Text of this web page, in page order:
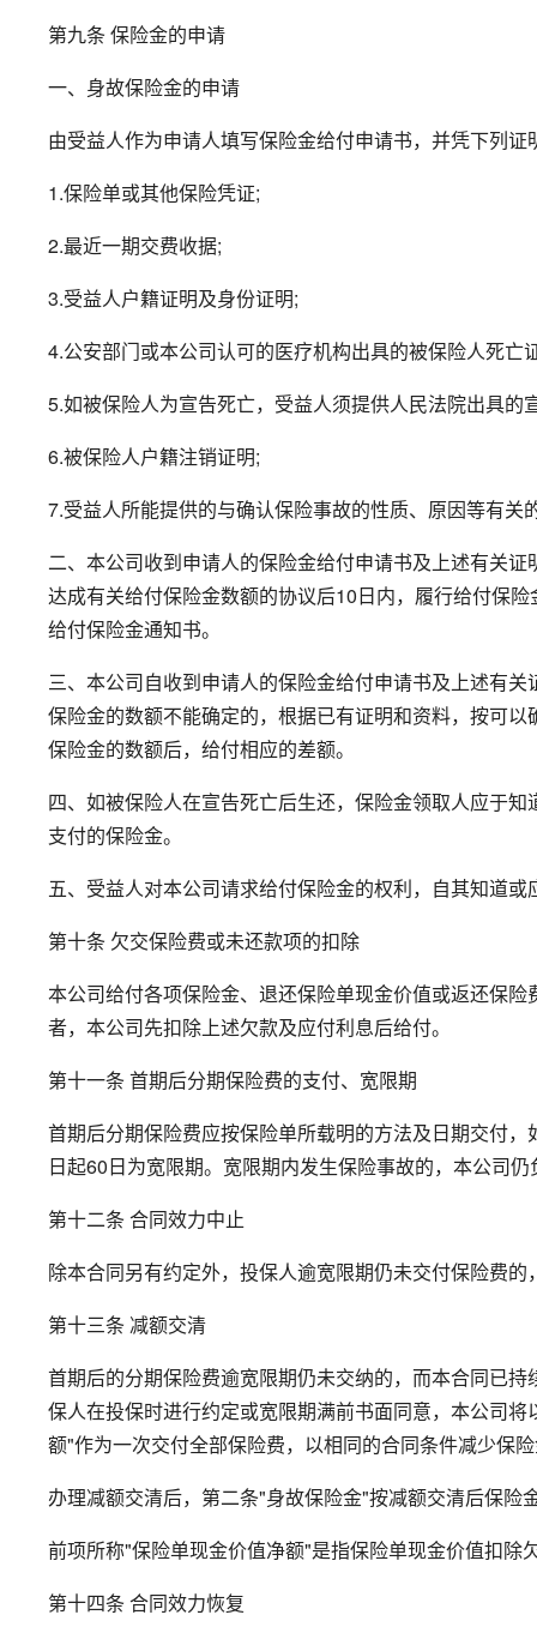
第九条 保险金的申请
一、身故保险金的申请
由受益人作为申请人填写保险金给付申请书，并凭下列
1.保险单或其他保险凭证;
2.最近一期交费收据;
3.受益人户籍证明及身份证明;
4.公安部门或本公司认可的医疗机构出具的被保险人死亡
5.如被保险人为宣告死亡，受益人须提供人民法院出具的
6.被保险人户籍注销证明;
7.受益人所能提供的与确认保险事故的性质、原因等有关
二、本公司收到申请人的保险金给付申请书及上述有关
达成有关给付保险金数额的协议后10日内，履行给付保
给付保险金通知书。
三、本公司自收到申请人的保险金给付申请书及上述有
保险金的数额不能确定的，根据已有证明和资料，按可
保险金的数额后，给付相应的差额。
四、如被保险人在宣告死亡后生还，保险金领取人应于
支付的保险金。
五、受益人对本公司请求给付保险金的权利，自其知道
第十条 欠交保险费或未还款项的扣除
本公司给付各项保险金、退还保险单现金价值或返还保
者，本公司先扣除上述欠款及应付利息后给付。
第十一条 首期后分期保险费的支付、宽限期
首期后分期保险费应按保险单所载明的方法及日期交付
日起60日为宽限期。宽限期内发生保险事故的，本公司
第十二条 合同效力中止
除本合同另有约定外，投保人逾宽限期仍未交付保险费
第十三条 减额交清
首期后的分期保险费逾宽限期仍未交纳的，而本合同已
保人在投保时进行约定或宽限期满前书面同意，本公司
额"作为一次交付全部保险费，以相同的合同条件减少保
办理减额交清后，第二条"身故保险金"按减额交清后保险
前项所称"保险单现金价值净额"是指保险单现金价值扣除
第十四条 合同效力恢复